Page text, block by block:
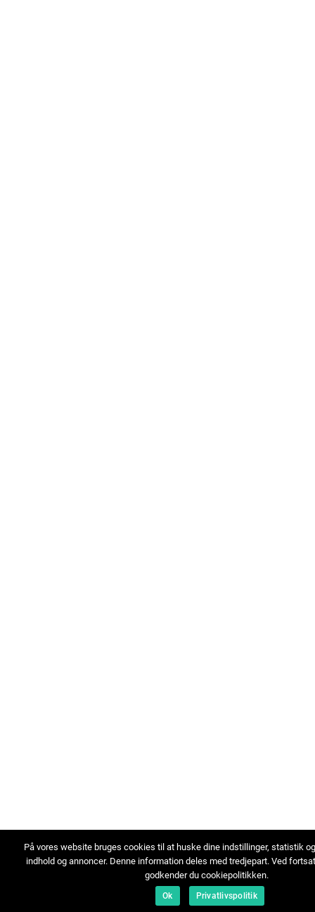
På vores website bruges cookies til at huske dine indstillinger, statistik
indhold og annoncer. Denne information deles med tredjepart. Ved
godkender du cookiepolitikken.
Ok Privatlivspolitik